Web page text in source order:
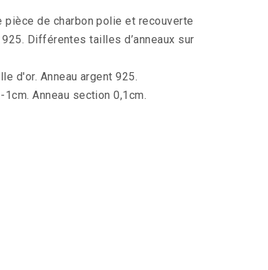
de charbon polie et recouverte
Différentes tailles d’anneaux sur
d'or. Anneau argent 925.
Anneau section 0,1cm.